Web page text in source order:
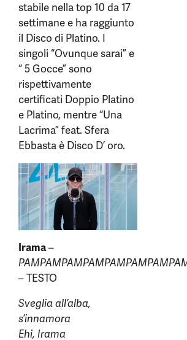
stabile nella top 10 da 17
settimane e ha raggiunto
il Disco di Platino. I
singoli “Ovunque sarai” e
“ 5 Gocce” sono
rispettivamente
certificati Doppio Platino
e Platino, mentre “Una
Lacrima” feat. Sfera
Ebbasta è Disco D’ oro.
Irama–
– TESTO
Sveglia all’alba,
s’innamora
Ehi, Irama